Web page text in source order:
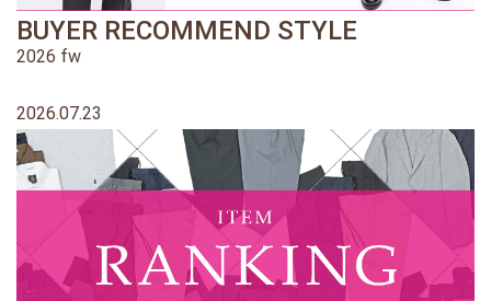
BUYER RECOMMEND STYLE
2026 fw
2026.07.23